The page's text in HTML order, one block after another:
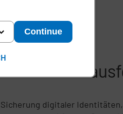
digitaler
Continue